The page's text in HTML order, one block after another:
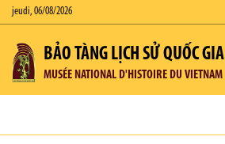
jeudi, 06/08/2026
BẢO TÀNG LỊCH SỬ QUỐC GIA
MUSÉE NATIONAL D'HISTOIRE DU VIETNAM